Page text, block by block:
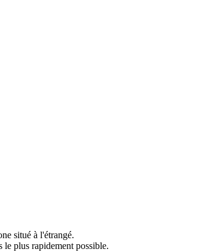
situé à l'étrangé.
le plus rapidement possible.